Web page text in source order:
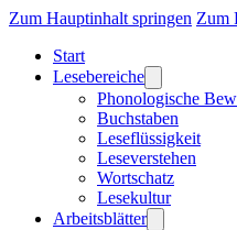
Zum Hauptinhalt springen Zum
Start
Lesebereiche
Phonologische
Buchstaben
Leseflüssigkeit
Leseverstehen
Wortschatz
Lesekultur
Arbeitsblätter